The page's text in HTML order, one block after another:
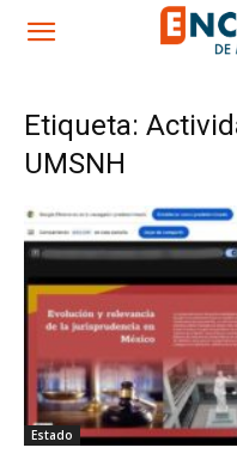
Etiqueta:
UMSNH
Estado